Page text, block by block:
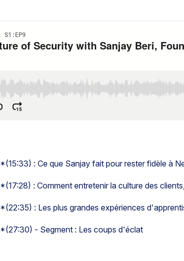
*(15:33) : Ce que Sanjay fait pour rester fidèle à
*(17:28) : Comment entretenir la culture des
*(22:35) : Les plus grandes expériences
*(27:30) - Segment : Les coups d'éclat